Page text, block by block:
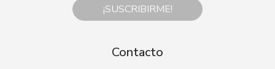
¡SUSCRIBIRME!
Contacto